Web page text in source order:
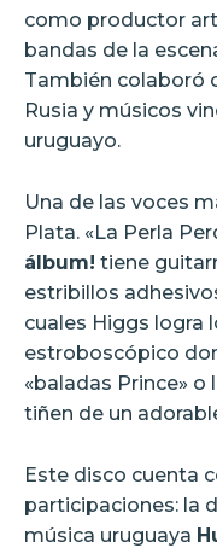
como productor
bandas de la
También colaboró
Rusia y músicos
uruguayo.
Una de las voces
Plata. «La Perla
álbum! tiene
estribillos
cuales Higgs logra
estroboscópico
«baladas Prince»
tiñen de un
Este disco cuenta
participaciones: la
música uruguaya